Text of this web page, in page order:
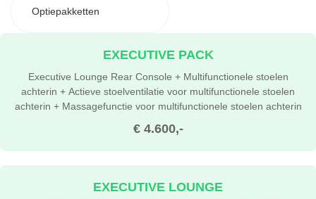
Optiepakketten
€ 4.600,-
EXECUTIVE PACK
Executive Lounge Rear Console + Multifunctionele stoelen
achterin + Actieve stoelventilatie voor multifunctionele stoelen
achterin + Massagefunctie voor multifunctionele stoelen achterin
EXECUTIVE LOUNGE